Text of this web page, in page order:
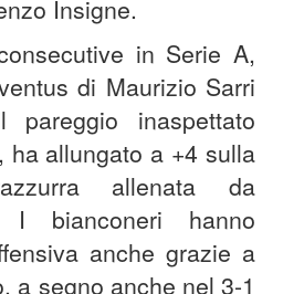
Insigne.
in Serie A,
di Maurizio Sarri
inaspettato
ha allungato a +4 sulla
allenata da
I bianconeri hanno
anche grazie a
a segno anche nel 3-1